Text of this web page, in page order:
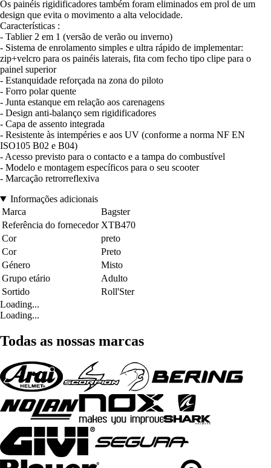
Os painéis rigidificadores também foram eliminados em prol de um
design que evita o movimento a alta velocidade.
Características :
- Tablier 2 em 1 (versão de verão ou inverno)
- Sistema de enrolamento simples e ultra rápido de implementar:
zip+velcro para os painéis laterais, fita com fecho tipo clipe para o
painel superior
- Estanquidade reforçada na zona do piloto
- Forro polar quente
- Junta estanque em relação aos carenagens
- Design anti-balanço sem rigidificadores
- Capa de assento integrada
- Resistente às intempéries e aos UV (conforme a norma NF EN
ISO105 B02 e B04)
- Acesso previsto para o contacto e a tampa do combustível
- Modelo e montagem específicos para o seu scooter
- Marcação retrorreflexiva
Informações adicionais
Marca
Bagster
Referência do fornecedor XTB470
Cor
preto
Cor
Preto
Género
Misto
Grupo etário
Adulto
Sortido
Roll'Ster
Loading...
Loading...
Todas as nossas marcas